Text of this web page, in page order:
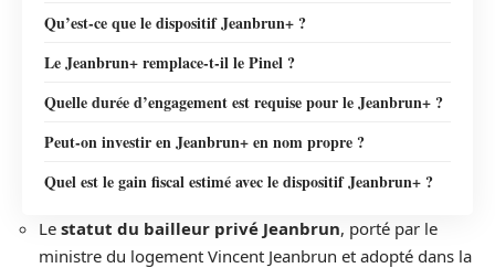
Qu’est-ce que le dispositif Jeanbrun+ ?
Le Jeanbrun+ remplace-t-il le Pinel ?
Quelle durée d’engagement est requise pour le Jeanbrun+ ?
Peut-on investir en Jeanbrun+ en nom propre ?
Quel est le gain fiscal estimé avec le dispositif Jeanbrun+ ?
Le statut du bailleur privé Jeanbrun, porté par le
ministre du logement Vincent Jeanbrun et adopté dans la